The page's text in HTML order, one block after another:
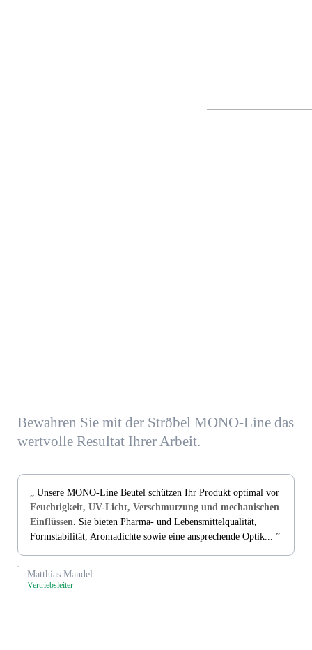
Bewahren Sie mit der Ströbel MONO-Line das
wertvolle Resultat Ihrer Arbeit.
„ Unsere MONO-Line Beutel schützen Ihr Produkt optimal vor
Feuchtigkeit, UV-Licht, Verschmutzung und mechanischen
Einflüssen . Sie bieten Pharma- und Lebensmittelqualität,
Formstabilität, Aromadichte sowie eine ansprechende Optik... ”
Matthias Mandel
Vertriebsleiter